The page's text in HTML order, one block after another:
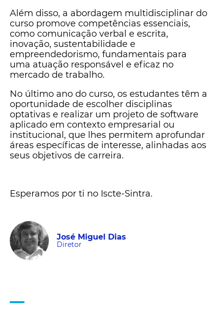
Além disso, a abordagem multidisciplinar do
curso promove competências essenciais,
como comunicação verbal e escrita,
inovação, sustentabilidade e
empreendedorismo, fundamentais para
uma atuação responsável e eficaz no
mercado de trabalho.
No último ano do curso, os estudantes têm a
oportunidade de escolher disciplinas
optativas e realizar um projeto de software
aplicado em contexto empresarial ou
institucional, que lhes permitem aprofundar
áreas específicas de interesse, alinhadas aos
seus objetivos de carreira.
Esperamos por ti no Iscte-Sintra.
José Miguel Dias
Diretor